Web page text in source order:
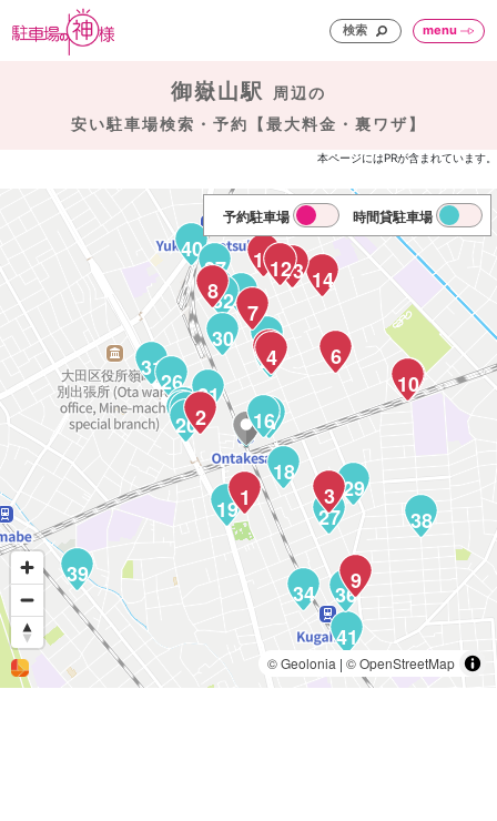
検索 menu
御嶽山駅
周辺の
安い駐車場検索・予約【最大料金・裏ワザ】
本ページにはPRが含まれています。
41
40
39
38
37
36
35
34
33
32
31
30
29
28
27
26
25
24
23
22
21
20
19
18
17
16
15
14
13
12
11
10
9
8
7
6
5
4
3
2
1
予約駐車場 時間貸駐車場